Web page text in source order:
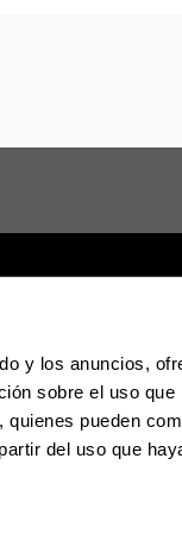
y los anuncios,
sobre el uso que
pueden
del uso que
en Tiktok
La EHU enLa